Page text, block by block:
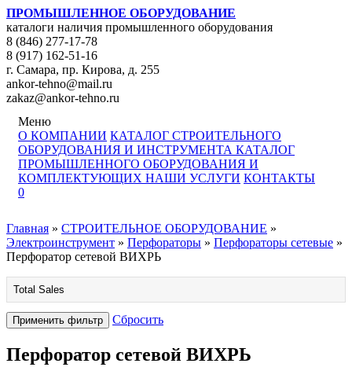
ПРОМЫШЛЕННОЕ ОБОРУДОВАНИЕ
каталоги наличия промышленного оборудования
8 (846) 277-17-78
8 (917) 162-51-16
г. Самара, пр. Кирова, д. 255
ankor-tehno@mail.ru
zakaz@ankor-tehno.ru
Меню
О КОМПАНИИ КАТАЛОГ СТРОИТЕЛЬНОГО
ОБОРУДОВАНИЯ И ИНСТРУМЕНТА КАТАЛОГ
ПРОМЫШЛЕННОГО ОБОРУДОВАНИЯ И
КОМПЛЕКТУЮЩИХ НАШИ УСЛУГИ КОНТАКТЫ
0
Главная » СТРОИТЕЛЬНОЕ ОБОРУДОВАНИЕ »
Электроинструмент » Перфораторы » Перфораторы сетевые »
Перфоратор сетевой ВИХРЬ
Total Sales
Применить фильтр Сбросить
Перфоратор сетевой ВИХРЬ